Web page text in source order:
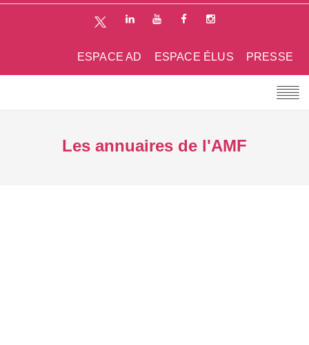
PRESSE
ESPACE ÉLUS
ESPACE AD
Les annuaires de l'AMF